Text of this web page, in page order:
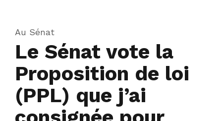
Au Sénat
Le Sénat vote la
Proposition de loi
(PPL) que j’ai